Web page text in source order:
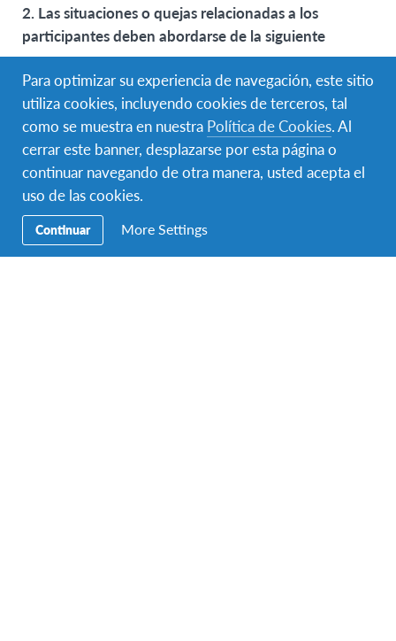
2. Las situaciones o quejas relacionadas a los
participantes deben abordarse de la siguiente
manera:
Las quejas relacionadas con los participantes deben
abordarse de acuerdo con las políticas establecidas
para dichas quejas. La investigación, comunicación y
resolución de quejas relacionadas con los
participantes deben cumplir con las obligaciones de
AFS de apoyo a los participantes con los países
socios. Cuando la gravedad, la urgencia y la seguridad
de los participantes u otras personas estén
Para optimizar su experiencia de navegación, este sitio
utiliza cookies, incluyendo cookies de terceros, tal
como se muestra en nuestra Política de Cookies. Al
cerrar este banner, desplazarse por esta página o
continuar navegando de otra manera, usted acepta el
uso de las cookies.
Continuar More Settings